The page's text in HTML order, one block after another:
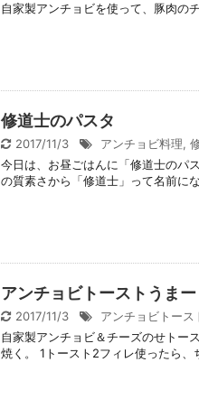
自家製アンチョビを使って、豚肉の
修道士のパスタ
2017/11/3 アンチョビ料理,
今日は、お昼ごはんに「修道士のパ
の質素さから「修道士」って名前に
アンチョビトーストうまー
2017/11/3 アンチョビトース
自家製アンチョビ＆チーズのせトー
焼く。 1トースト2フィレ使ったら